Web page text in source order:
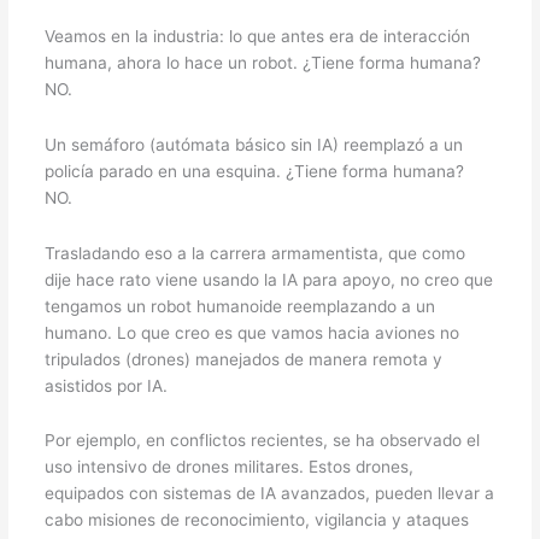
Veamos en la industria: lo que antes era de interacción
humana, ahora lo hace un robot. ¿Tiene forma humana?
NO.
Un semáforo (autómata básico sin IA) reemplazó a un
policía parado en una esquina. ¿Tiene forma humana?
NO.
Trasladando eso a la carrera armamentista, que como
dije hace rato viene usando la IA para apoyo, no creo que
tengamos un robot humanoide reemplazando a un
humano. Lo que creo es que vamos hacia aviones no
tripulados (drones) manejados de manera remota y
asistidos por IA.
Por ejemplo, en conflictos recientes, se ha observado el
uso intensivo de drones militares. Estos drones,
equipados con sistemas de IA avanzados, pueden llevar a
cabo misiones de reconocimiento, vigilancia y ataques